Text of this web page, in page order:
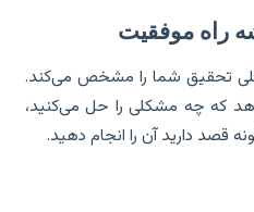
شما را مشخص می‌کند.
چه مشکلی را حل می‌کنید،
آن را انجام دهید.